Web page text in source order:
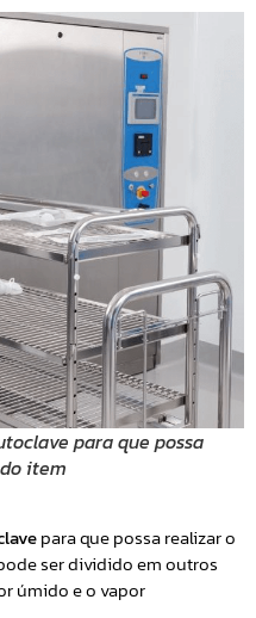
para que possa
item
para que possa realizar o
ser dividido em outros
úmido e o vapor